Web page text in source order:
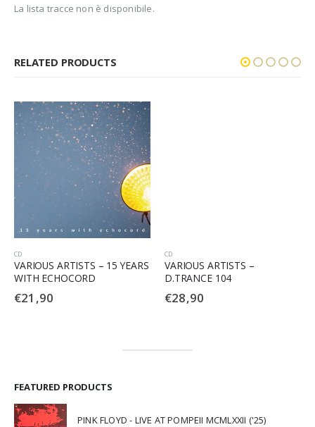
La lista tracce non è disponibile.
RELATED PRODUCTS
CD
VARIOUS ARTISTS – 15 YEARS
WITH ECHOCORD
€21,90
CD
VARIOUS ARTISTS –
D.TRANCE 104
€28,90
FEATURED PRODUCTS
PINK FLOYD - LIVE AT POMPEII MCMLXXII ('25)